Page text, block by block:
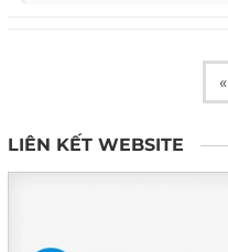
«
LIÊN KẾT WEBSITE